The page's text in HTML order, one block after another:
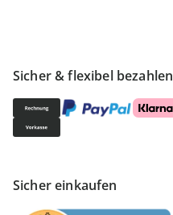
Sicher & flexibel bezahlen
Sicher einkaufen